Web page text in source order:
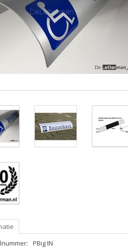
PBig IN